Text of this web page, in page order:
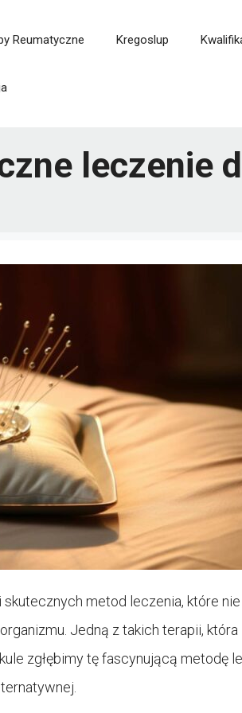
Reumatyczne Kregoslup
leczenie
metod leczenia, które
Jedną z takich terapii, która
zgłębimy tę fascynującą metodę